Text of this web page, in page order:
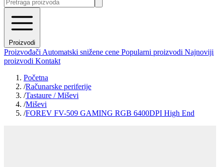
Proizvodi
Proizvođači Automatski snižene cene Popularni proizvodi Najnoviji
proizvodi Kontakt
Početna
/Računarske periferije
/Tastaure / Miševi
/Miševi
/FOREV FV-509 GAMING RGB 6400DPI High End